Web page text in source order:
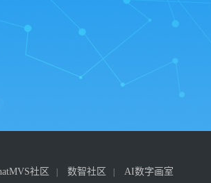
社区 数智社区 AI数字画室